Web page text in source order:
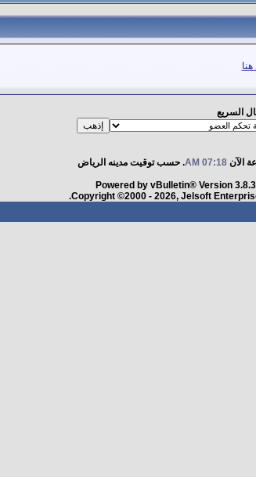
السريع
الآن07:18 AM . حسب توقيت مدينه الرياض
Powered by vBulletin® Version 3.8.3
Copyright ©2000 - 2026, Jelsoft